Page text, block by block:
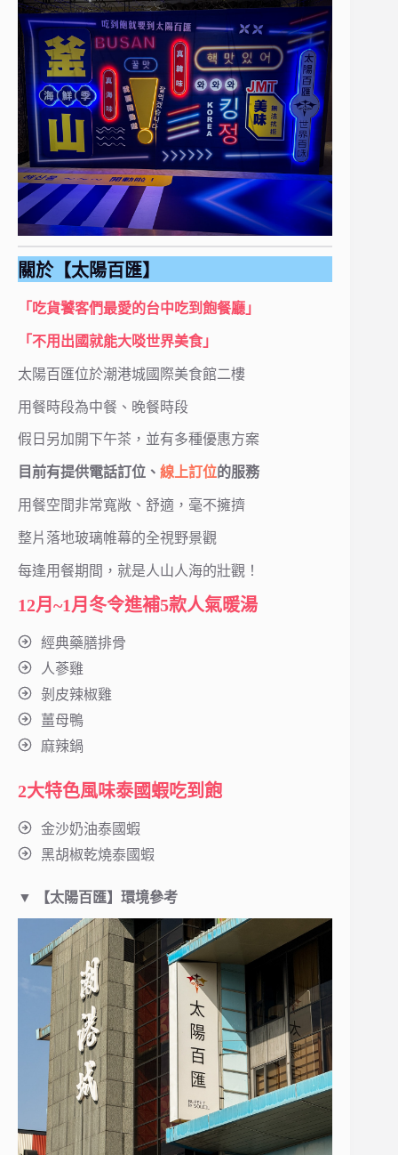
關於【太陽百匯】
「吃貨饕客們最愛的台中吃到飽餐廳」
「不用出國就能大啖世界美食」
太陽百匯位於潮港城國際美食館二樓
用餐時段為中餐、晚餐時段
假日另加開下午茶，並有多種優惠方案
目前有提供電話訂位、 線上訂位的服務
用餐空間非常寬敞、舒適，毫不擁擠
整片落地玻璃帷幕的全視野景觀
每逢用餐期間，就是人山人海的壯觀！
12月~1月冬令進補5款人氣暖湯
經典藥膳排骨
人蔘雞
剝皮辣椒雞
薑母鴨
麻辣鍋
2大特色風味泰國蝦吃到飽
金沙奶油泰國蝦
黑胡椒乾燒泰國蝦
▼ 【太陽百匯】環境參考